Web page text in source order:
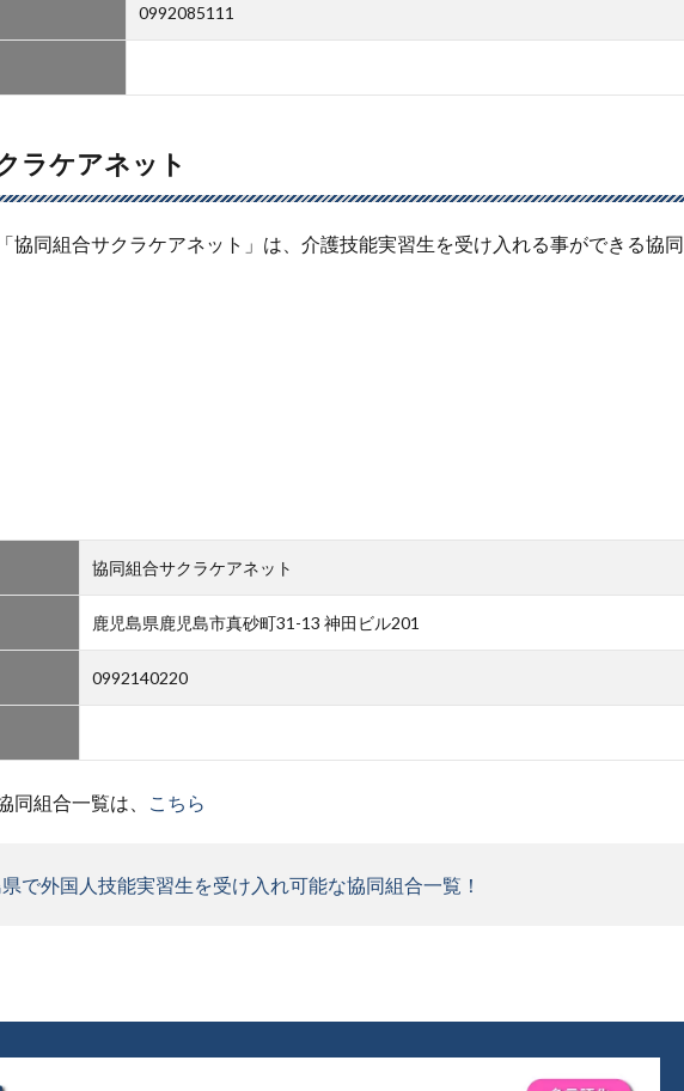
0992085111
ラケアネット
協同組合サクラケアネット」は、介護技能実習生を受け入れる事ができる協同
協同組合サクラケアネット
鹿児島県鹿児島市真砂町31-13 神田ビル201
0992140220
同組合一覧は、 こちら
で外国人技能実習生を受け入れ可能な協同組合一覧！